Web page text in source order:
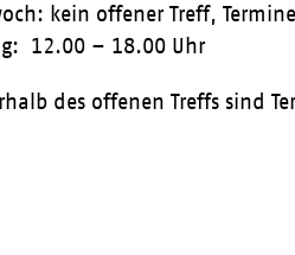
kein offener Treff,
12.00 – 18.00 Uhr
des offenen Treffs sind